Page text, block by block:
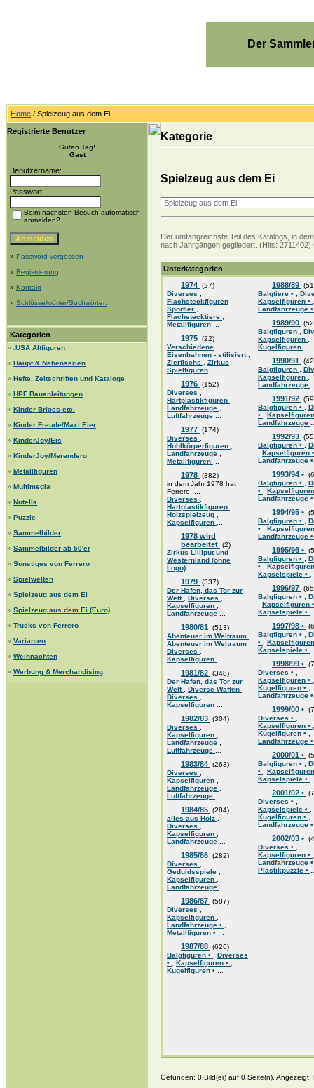
Der
Home / Spielzeug aus dem Ei
Registrierte Benutzer
Guten Tag!
Gast
Benutzername:
Passwort:
Beim nächsten Besuch automatisch
anmelden?
» Password vergessen
» Registrierung
» Kontakt
» Schlüsselwörter/Suchwörter:
Kategorien
»
.USA Altfiguren
» Haupt & Nebenserien
» Hefte, Zeitschriften und Kataloge
» HPF Bauanleitungen
» Kinder Brioss etc.
» Kinder Freude/Maxi Eier
» KinderJoy/Eis
» KinderJoy/Merendero
» Metallfiguren
» Multimedia
» Nutella
» Puzzle
» Sammelbilder
» Sammelbilder ab 50'er
» Sonstiges von Ferrero
» Spielwelten
» Spielzeug aus dem Ei
» Spielzeug aus dem Ei (Euro)
» Trucks von Ferrero
» Varianten
» Weihnachten
» Werbung & Merchandising
Kategorie
Spielzeug aus dem Ei
Der umfangreichste Teil des Katalogs, in
nach Jahrgängen gegliedert. (Hits:
Unterkategorien
1974 (27)
Diverses
Flachsteckfiguren
Sportler
Flachstecktiere
Metallfiguren
1975 (22)
Verschiedene
Eisenbahnen - stilisiert
Zierfische
Zirkus
Spielfiguren
1976 (152)
Diverses
Hartplastikfiguren
Landfahrzeuge
Luftfahrzeuge
1977 (174)
Diverses
Hohlkörperfiguren
Landfahrzeuge
Metallfiguren
1978 (382)
in dem Jahr 1978 hat
Ferrero ....
Diverses
Hartplastikfiguren
Holzspielzeug
Kapselfiguren
1978 wird
bearbeitet (2)
Zirkus Lilliput und
Westernland (ohne
Logo)
1979 (337)
Der Hafen, das Tor zur
Welt
Diverses
Kapselfiguren
Landfahrzeuge
1980/81 (513)
Abenteuer im Weltraum
Abenteuer im Weltraum
Diverses
Kapselfiguren
1981/82 (348)
Der Hafen, das Tor zur
Welt
Diverse Waffen
Diverses
Kapselfiguren
1982/83 (304)
Diverses
Kapselfiguren
Landfahrzeuge
Luftfahrzeuge
1983/84 (263)
Diverses
Kapselfiguren
Landfahrzeuge
Luftfahrzeuge
1984/85 (284)
alles aus Holz
Diverses
Kapselfiguren
Landfahrzeuge
1985/86 (282)
Diverses
Geduldsspiele
Kapselfiguren
Landfahrzeuge
1986/87 (587)
Diverses
Kapselfiguren
Landfahrzeuge •
Metallfiguren •
1987/88 (626)
Balgfiguren •
Diverses
•
Kapselfiguren •
Kugelfiguren •
1988/89
Balgtiere •
Kapselfiguren •
Landfahrzeuge
1989/90
Balgfiguren
Kapselfiguren
Kugelfiguren
1990/91
Balgfiguren
Kapselfiguren
Landfahrzeuge
1991/92
Balgfiguren •
•
Landfahrzeuge
1992/93
Balgfiguren •
Kapselfiguren
Landfahrzeuge
1993/94 •
Balgfiguren •
•
Landfahrzeuge
1994/95 •
Balgfiguren •
•
Landfahrzeuge
1995/96 •
Balgfiguren •
•
Kapselspiele •
1996/97
Balgfiguren •
Kapselfiguren
Kapselspiele •
1997/98 •
Balgfiguren •
•
Kapselspiele •
1998/99 •
Diverses •
Kapselfiguren •
Kugelfiguren •
Landfahrzeuge
1999/00 •
Diverses •
Kapselfiguren •
Kugelfiguren •
Landfahrzeuge
2000/01 •
Balgfiguren •
•
Kapselspiele •
2001/02 •
Diverses •
Kapselspiele •
Kugelfiguren •
Landfahrzeuge
2002/03 •
Diverses •
Kapselfiguren •
Landfahrzeuge
Plastikpuzzle •
Gefunden: 0 Bild(er) auf 0 Seite(n). Angezeigt: